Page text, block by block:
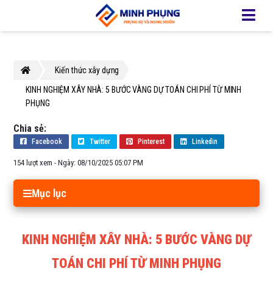
Kiến thức xây dựng
KINH NGHIỆM XÂY NHÀ: 5 BƯỚC VÀNG DỰ TOÁN CHI PHÍ TỪ MINH
PHỤNG
Chia sẻ:
Facebook Twitter Pinterest Linkedin
154 lượt xem - Ngày: 08/10/2025 05:07 PM
Mục lục
KINH NGHIỆM XÂY NHÀ: 5 BƯỚC VÀNG DỰ
TOÁN CHI PHÍ TỪ MINH PHỤNG